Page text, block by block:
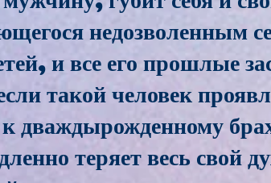
недозволенным
и все его прошлые
такой человек
дваждырожденному
теряет весь свой